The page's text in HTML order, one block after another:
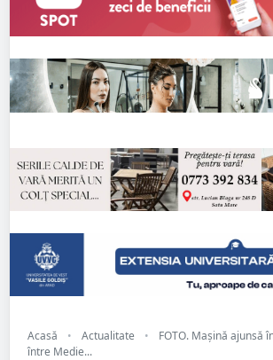
Acasă • Actualitate •
FOTO. Mașină ajunsă
între Medie...